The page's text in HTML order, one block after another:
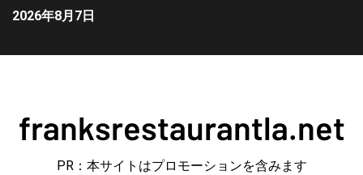
2026年8月7日
franksrestaurantla.net
PR：本サイトはプロモーションを含みます